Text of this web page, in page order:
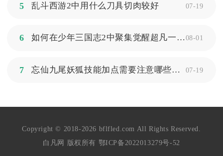
5 乱斗西游2中用什么刀具切肉较好 07-19
6 如何在少年三国志2中聚集觉醒超凡一觉所需资源08-01
7 忘仙九尾妖狐技能加点需要注意哪些关键点 07-19
Copyright © 2018-2026 bflfled.com All Rights Reserved.
白凡网 版权所有 鄂ICP备2022013279号-52